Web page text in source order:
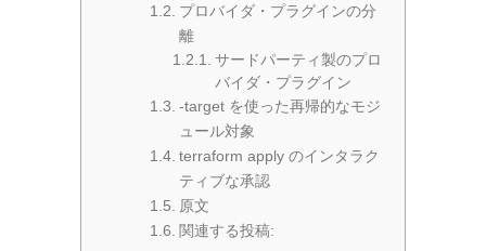
プロバイダ・プラグインの分
離
サードパーティ製のプロ
バイダ・プラグイン
-target を使った再帰的なモジ
ュール対象
terraform apply のインタラク
ティブな承認
原文
関連する投稿: